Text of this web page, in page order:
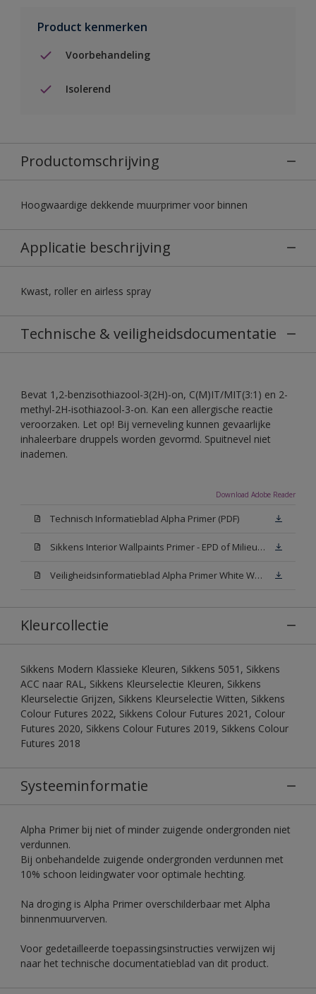
Product kenmerken
Voorbehandeling
Isolerend
Productomschrijving
Hoogwaardige dekkende muurprimer voor binnen
Applicatie beschrijving
Kwast, roller en airless spray
Technische & veiligheidsdocumentatie
Bevat 1,2-benzisothiazool-3(2H)-on, C(M)IT/MIT(3:1) en 2-
methyl-2H-isothiazool-3-on. Kan een allergische reactie
veroorzaken. Let op! Bij verneveling kunnen gevaarlijke
inhaleerbare druppels worden gevormd. Spuitnevel niet
inademen.
Download Adobe Reader
Technisch Informatieblad Alpha Primer (PDF)
Sikkens Interior Wallpaints Primer - EPD of Milieuproductverklaring
Veiligheidsinformatieblad Alpha Primer White W05 (MSDS)
Kleurcollectie
Sikkens Modern Klassieke Kleuren, Sikkens 5051, Sikkens
ACC naar RAL, Sikkens Kleurselectie Kleuren, Sikkens
Kleurselectie Grijzen, Sikkens Kleurselectie Witten, Sikkens
Colour Futures 2022, Sikkens Colour Futures 2021, Colour
Futures 2020, Sikkens Colour Futures 2019, Sikkens Colour
Futures 2018
Systeeminformatie
Alpha Primer bij niet of minder zuigende ondergronden niet
verdunnen.
Bij onbehandelde zuigende ondergronden verdunnen met
10% schoon leidingwater voor optimale hechting.
Na droging is Alpha Primer overschilderbaar met Alpha
binnenmuurverven.
Voor gedetailleerde toepassingsinstructies verwijzen wij
naar het technische documentatieblad van dit product.